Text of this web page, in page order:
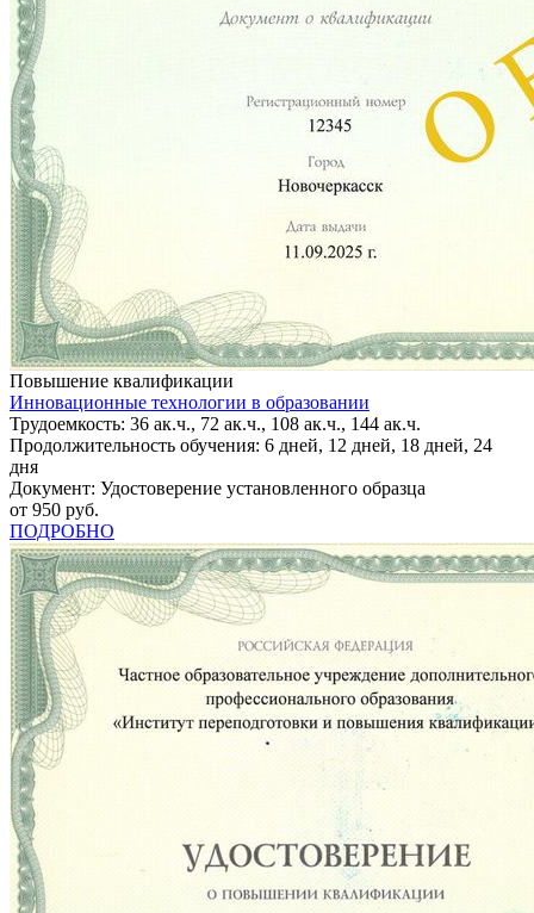
Повышение квалификации
Инновационные технологии в образовании
Трудоемкость: 36 ак.ч., 72 ак.ч., 108 ак.ч., 144 ак.ч.
Продолжительность обучения: 6 дней, 12 дней, 18 дней, 24
дня
Документ: Удостоверение установленного образца
от 950 руб.
ПОДРОБНО